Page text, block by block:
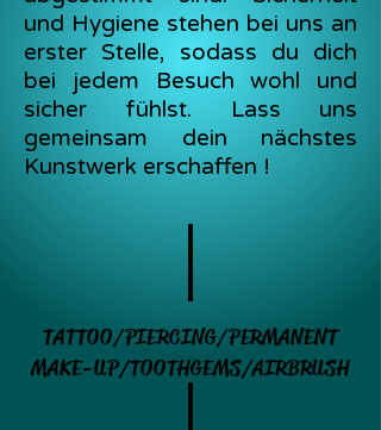
und Hygiene stehen bei uns an
erster Stelle, sodass du dich
bei jedem Besuch wohl und
sicher fühlst. Lass uns
gemeinsam dein nächstes
Kunstwerk erschaffen !
TATTOO/PIERCING/PERMANENT
MAKE-UP/TOOTHGEMS/AIRBRUSH